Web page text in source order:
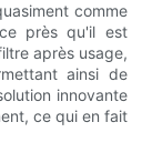
comme
près qu'il est
après usage,
ainsi de
innovante
ce qui en fait